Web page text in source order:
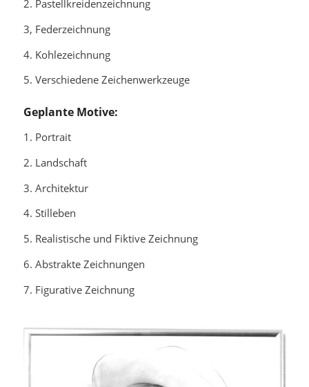
2. Pastellkreidenzeichnung
3, Federzeichnung
4. Kohlezeichnung
5. Verschiedene Zeichenwerkzeuge
Geplante Motive:
1. Portrait
2. Landschaft
3. Architektur
4. Stilleben
5. Realistische und Fiktive Zeichnung
6. Abstrakte Zeichnungen
7. Figurative Zeichnung